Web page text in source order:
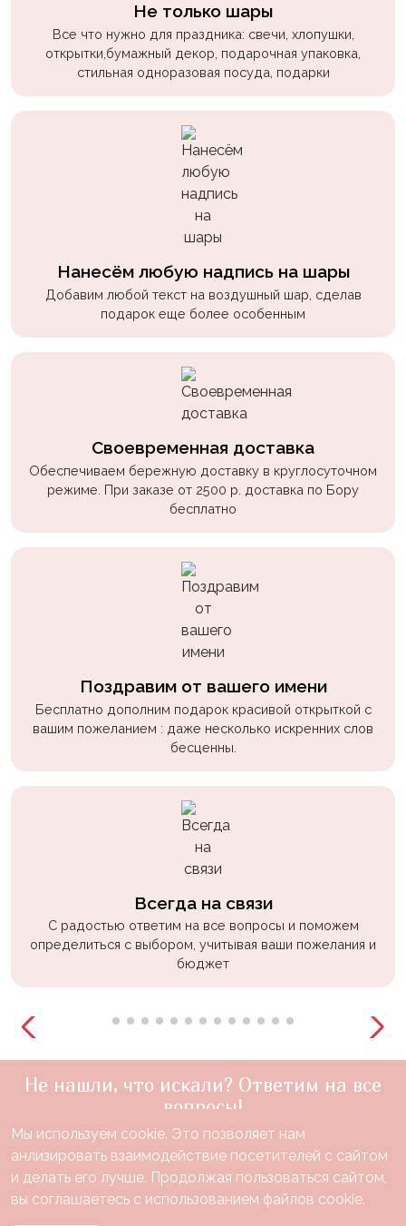
Не только шары
Все что нужно для праздника: свечи, хлопушки,
открытки,бумажный декор, подарочная упаковка,
стильная одноразовая посуда, подарки
Нанесём любую надпись на шары
Добавим любой текст на воздушный шар, сделав
подарок еще более особенным
Своевременная доставка
Обеспечиваем бережную доставку в круглосуточном
режиме. При заказе от 2500 р. доставка по Бору
бесплатно
Поздравим от вашего имени
Бесплатно дополним подарок красивой открыткой с
вашим пожеланием : даже несколько искренних слов
бесценны.
Всегда на связи
С радостью ответим на все вопросы и поможем
определиться с выбором, учитывая ваши пожелания и
бюджет
Не нашли, что искали? Ответим на все
вопросы!
+7(910)888-48-60
звонок по России бесплатный
Нужна консультация?
Мы используем cookie. Это позволяет нам
анлизировать взаимодействие посетителей с сайтом
и делать его лучше. Продолжая пользоваться сайтом,
вы соглашаетесь с использованием файлов cookie.
Мальчикам
Сладости
Музыка